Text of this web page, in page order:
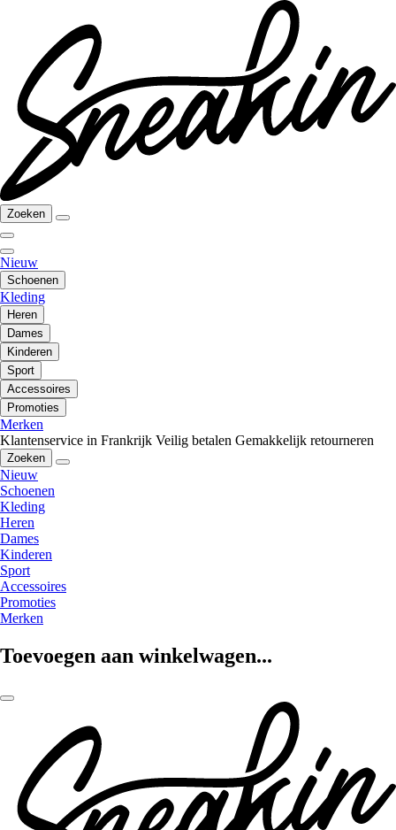
Zoeken
Nieuw
Schoenen
Kleding
Heren
Dames
Kinderen
Sport
Accessoires
Promoties
Merken
Klantenservice in Frankrijk Veilig betalen Gemakkelijk retourneren
Zoeken
Nieuw
Schoenen
Kleding
Heren
Dames
Kinderen
Sport
Accessoires
Promoties
Merken
Toevoegen aan winkelwagen...